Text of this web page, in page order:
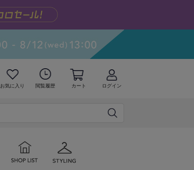
お気に入り 閲覧履歴 カート ログイン